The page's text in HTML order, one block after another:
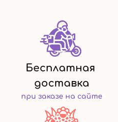
Бесплатная
доставка
при заказе на сайте